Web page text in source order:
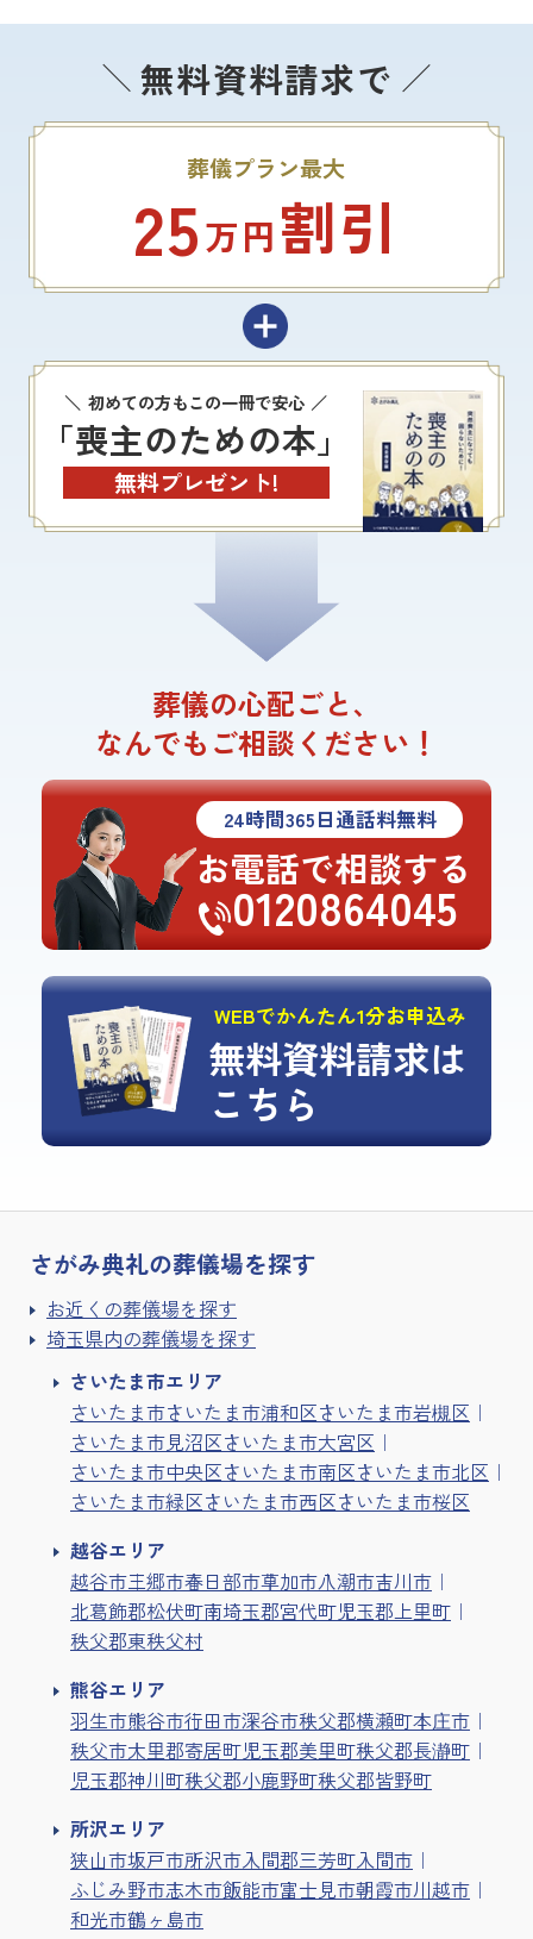
無料資料請求で
葬儀プラン最大
25万円割引
初めての方もこの一冊で安心
「喪主のための本」
無料プレゼント!
葬儀の心配ごと、
なんでもご相談ください！
24時間365日通話料無料
お電話で相談する
0120864045
WEBでかんたん1分お申込み
無料資料請求は
こちら
さがみ典礼の葬儀場を探す
お近くの葬儀場を探す
埼玉県内の葬儀場を探す
さいたま市エリア
さいたま市さいたま市浦和区さいたま市岩槻区
さいたま市見沼区さいたま市大宮区
さいたま市中央区さいたま市南区さいたま市北区
さいたま市緑区さいたま市西区さいたま市桜区
越谷エリア
越谷市三郷市春日部市草加市八潮市吉川市
北葛飾郡松伏町南埼玉郡宮代町児玉郡上里町
秩父郡東秩父村
熊谷エリア
羽生市熊谷市行田市深谷市秩父郡横瀬町本庄市
秩父市大里郡寄居町児玉郡美里町秩父郡長瀞町
児玉郡神川町秩父郡小鹿野町秩父郡皆野町
所沢エリア
狭山市坂戸市所沢市入間郡三芳町入間市
ふじみ野市志木市飯能市富士見市朝霞市川越市
和光市鶴ヶ島市